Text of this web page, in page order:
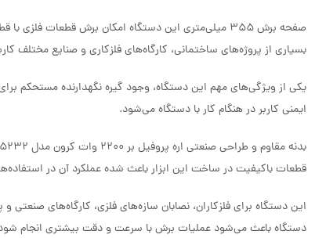
صفحه برش ۳۵۵ میلی‌متری این دستگاه امکان برش
بسیاری از پروژه‌های ساختمانی، کارگاه‌های فلزکاری و صنایع مختلف
یکی از ویژگی‌های مهم این دستگاه، وجود گیره نگهدارنده مستحکم
ایمنی کاربر در هنگام کار با دستگاه می‌شود.
قطعات باکیفیت در ساخت این ابزار باعث شده عملکرد آن در
این دستگاه برای فلزکاران، نصابان سازه‌های فلزی، کارگاه‌های
دستگاه باعث می‌شود عملیات برش با سرعت و دقت بیشتری انجام